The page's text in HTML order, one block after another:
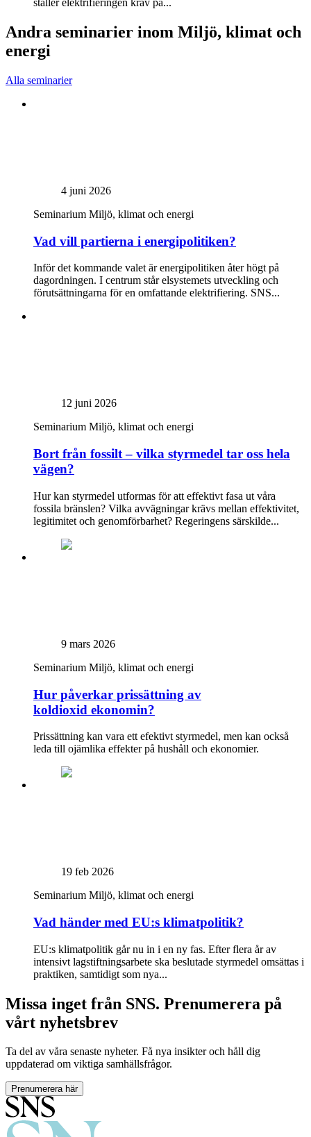
ställer elektrifieringen krav på...
Andra seminarier inom Miljö, klimat och
energi
Alla seminarier
4 juni 2026
Seminarium Miljö, klimat och energi
Vad vill partierna i energipolitiken?
Inför det kommande valet är energipolitiken åter högt på
dagordningen. I centrum står elsystemets utveckling och
förutsättningarna för en omfattande elektrifiering. SNS...
12 juni 2026
Seminarium Miljö, klimat och energi
Bort från fossilt – vilka styrmedel tar oss hela
vägen?
Hur kan styrmedel utformas för att effektivt fasa ut våra
fossila bränslen? Vilka avvägningar krävs mellan effektivitet,
legitimitet och genomförbarhet? Regeringens särskilde...
9 mars 2026
Seminarium Miljö, klimat och energi
Hur påverkar prissättning av
koldioxid ekonomin?
Prissättning kan vara ett efektivt styrmedel, men kan också
leda till ojämlika effekter på hushåll och ekonomier.
19 feb 2026
Seminarium Miljö, klimat och energi
Vad händer med EU:s klimatpolitik?
EU:s klimatpolitik går nu in i en ny fas. Efter flera år av
intensivt lagstiftningsarbete ska beslutade styrmedel omsättas i
praktiken, samtidigt som nya...
Missa inget från SNS. Prenumerera på
vårt nyhetsbrev
Ta del av våra senaste nyheter. Få nya insikter och håll dig
uppdaterad om viktiga samhällsfrågor.
Prenumerera här